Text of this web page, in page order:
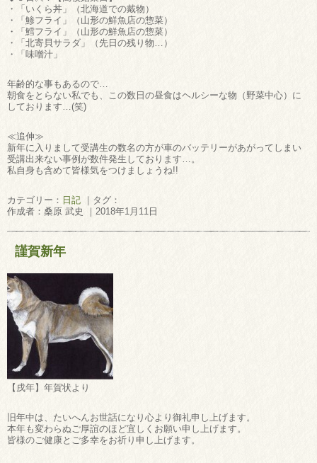
・「いくら丼」（北海道での戴物）
・「鯵フライ」（山形の鮮魚店の惣菜）
・「鱈フライ」（山形の鮮魚店の惣菜）
・「北寄貝サラダ」（先日の残り物…）
・「味噌汁」
年齢的な事もあるので…
朝食をとらない私でも、この数日の昼食はヘルシーな物（野菜中心）に
しております…(笑)
≪追伸≫
新年に入りまして受講生の数名の方が車のバッテリーがあがってしまい
受講出来ない事例が数件発生しております…。
私自身も含めて皆様気をつけましょうね!!
カテゴリー： 日記 ｜タグ：
作成者：桑原 武史 ｜2018年1月11日
謹賀新年
【戌年】年賀状より
旧年中は、たいへんお世話になり心より御礼申し上げます。
本年も変わらぬご厚誼のほど宜しくお願い申し上げます。
皆様のご健康とご多幸をお祈り申し上げます。